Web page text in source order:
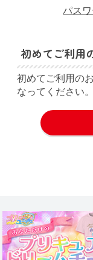
パス
初めてご利用
初めてご利用の
なってください。